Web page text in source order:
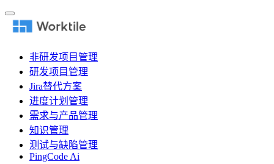
非研发项目管理
研发项目管理
Jira替代方案
进度计划管理
需求与产品管理
知识管理
测试与缺陷管理
PingCode Ai